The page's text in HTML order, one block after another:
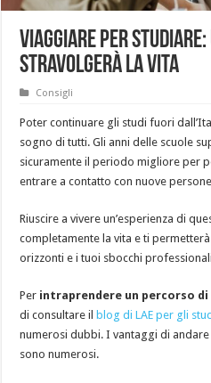
Viaggiare per studiare:
stravolgerà la vita
Consigli
Poter continuare gli studi fuori
sogno di tutti. Gli anni delle scuole
sicuramente il periodo migliore per
entrare a contatto con nuove
Riuscire a vivere un’esperienza di
completamente la vita e ti
orizzonti e i tuoi sbocchi
Per intraprendere un percorso
di consultare ilblog di LAE per gli
numerosi dubbi. I vantaggi di andare
sono numerosi.